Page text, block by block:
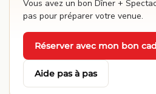
Vous avez un bon Dîner +
pas pour préparer votre venue.
Réserver avec mon bon
· Aide pas à pas